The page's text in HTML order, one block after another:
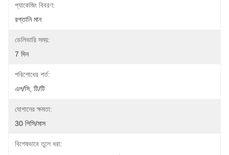
প্যাকেজিং বিবরণ:
রপ্তানি মান
ডেলিভারি সময়:
7 দিন
পরিশোধের শর্ত:
এল/সি, টি/টি
যোগানের ক্ষমতা:
30 পিসি/মাস
বিশেষভাবে তুলে ধরা: